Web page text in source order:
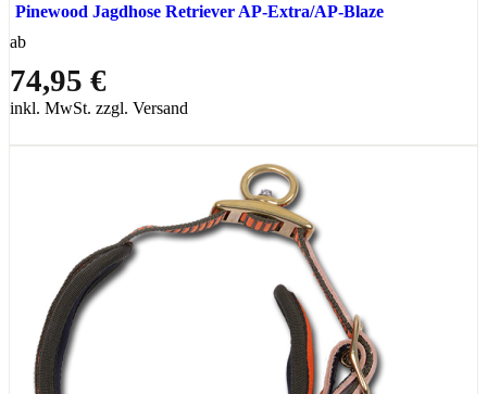
Pinewood Jagdhose Retriever AP-Extra/AP-Blaze
ab
74,95 €
inkl. MwSt. zzgl. Versand